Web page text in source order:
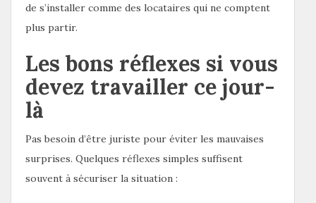
de s’installer comme des locataires qui ne comptent
plus partir.
Les bons réflexes si vous
devez travailler ce jour-
là
Pas besoin d’être juriste pour éviter les mauvaises
surprises. Quelques réflexes simples suffisent
souvent à sécuriser la situation :